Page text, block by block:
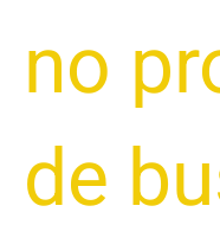
no
de